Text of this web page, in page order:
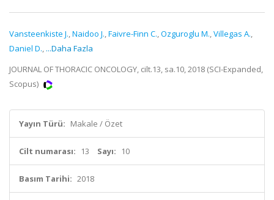
Vansteenkiste J.,Naidoo J.,Faivre-Finn C.,Ozguroglu M.,Villegas A.,
Daniel D., ...Daha Fazla
JOURNAL OF THORACIC ONCOLOGY, cilt.13, sa.10, 2018 (SCI-Expanded,
Scopus)
Yayın Türü: Makale / Özet
Cilt numarası: 13 Sayı: 10
Basım Tarihi: 2018